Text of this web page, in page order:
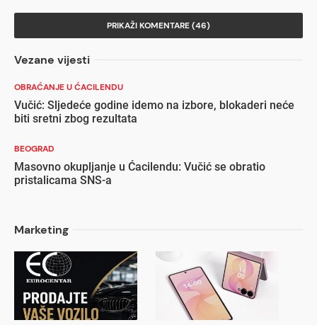
PRIKAŽI KOMENTARE (46)
Vezane vijesti
OBRAĆANJE U ĆACILENDU
Vučić: Sljedeće godine idemo na izbore, blokaderi neće
biti sretni zbog rezultata
BEOGRAD
Masovno okupljanje u Ćacilendu: Vučić se obratio
pristalicama SNS-a
Marketing